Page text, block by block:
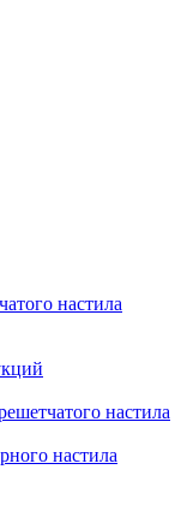
настила
настила
настила